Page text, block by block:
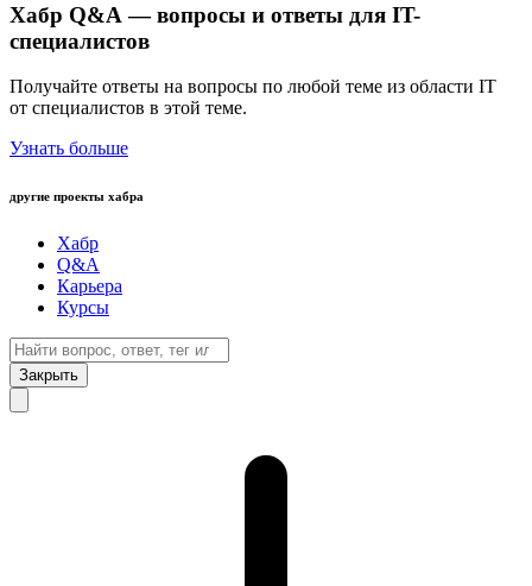
Хабр Q&A — вопросы и ответы для IT-
специалистов
Получайте ответы на вопросы по любой теме из области IT
от специалистов в этой теме.
Узнать больше
другие проекты хабра
Хабр
Q&A
Карьера
Курсы
Закрыть